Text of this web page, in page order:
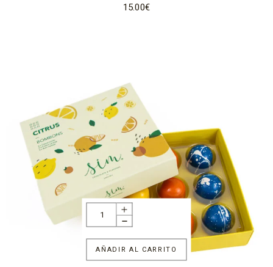
15.00€
AÑADIR AL CARRITO